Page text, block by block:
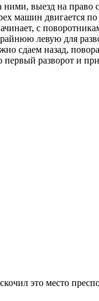
выезд на
машин двигается
с
левую для
сдаем назад,
разворот и
это место